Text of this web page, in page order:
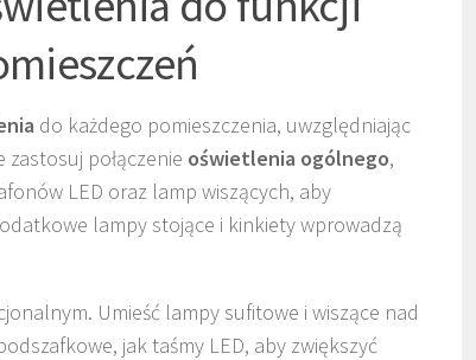
do każdego pomieszczenia, uwzględniając
zastosuj połączenie oświetlenia ogólnego,
LED oraz lamp wiszących, aby
lampy stojące i kinkiety wprowadzą
Umieść lampy sufitowe i wiszące nad
jak taśmy LED, aby zwiększyć